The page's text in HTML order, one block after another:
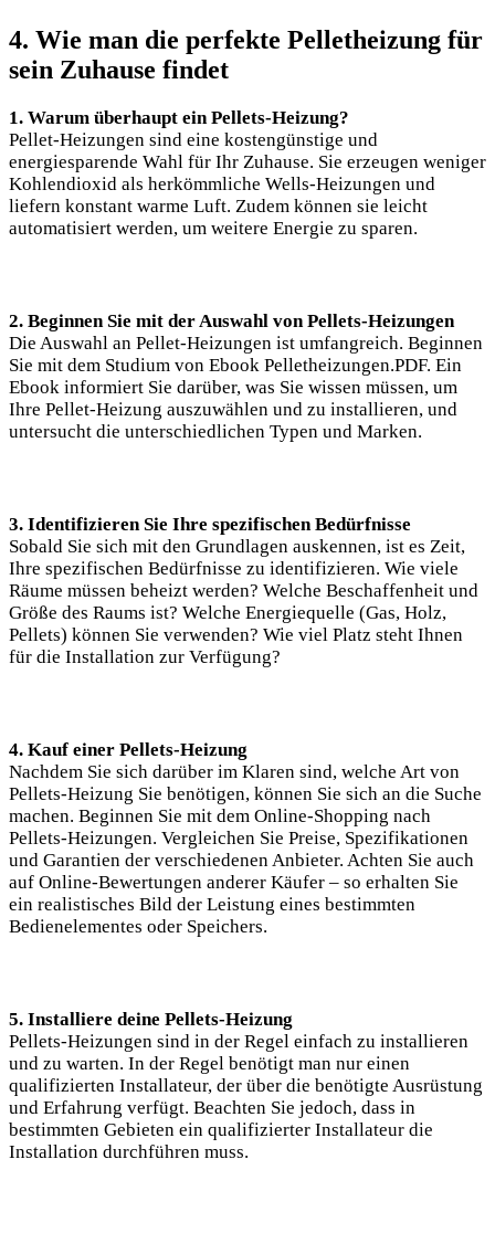
4. Wie man die perfekte Pelletheizung für
sein Zuhause findet
1. Warum überhaupt ein Pellets-Heizung?
Pellet-Heizungen sind eine kostengünstige und
energiesparende Wahl für Ihr Zuhause. Sie erzeugen weniger
Kohlendioxid als herkömmliche Wells-Heizungen und
liefern konstant warme Luft. Zudem können sie leicht
automatisiert werden, um weitere Energie zu sparen.
2. Beginnen Sie mit der Auswahl von Pellets-Heizungen
Die Auswahl an Pellet-Heizungen ist umfangreich. Beginnen
Sie mit dem Studium von Ebook Pelletheizungen.PDF. Ein
Ebook informiert Sie darüber, was Sie wissen müssen, um
Ihre Pellet-Heizung auszuwählen und zu installieren, und
untersucht die unterschiedlichen Typen und Marken.
3. Identifizieren Sie Ihre spezifischen Bedürfnisse
Sobald Sie sich mit den Grundlagen auskennen, ist es Zeit,
Ihre spezifischen Bedürfnisse zu identifizieren. Wie viele
Räume müssen beheizt werden? Welche Beschaffenheit und
Größe des Raums ist? Welche Energiequelle (Gas, Holz,
Pellets) können Sie verwenden? Wie viel Platz steht Ihnen
für die Installation zur Verfügung?
4. Kauf einer Pellets-Heizung
Nachdem Sie sich darüber im Klaren sind, welche Art von
Pellets-Heizung Sie benötigen, können Sie sich an die Suche
machen. Beginnen Sie mit dem Online-Shopping nach
Pellets-Heizungen. Vergleichen Sie Preise, Spezifikationen
und Garantien der verschiedenen Anbieter. Achten Sie auch
auf Online-Bewertungen anderer Käufer – so erhalten Sie
ein realistisches Bild der Leistung eines bestimmten
Bedienelementes oder Speichers.
5. Installiere deine Pellets-Heizung
Pellets-Heizungen sind in der Regel einfach zu installieren
und zu warten. In der Regel benötigt man nur einen
qualifizierten Installateur, der über die benötigte Ausrüstung
und Erfahrung verfügt. Beachten Sie jedoch, dass in
bestimmten Gebieten ein qualifizierter Installateur die
Installation durchführen muss.